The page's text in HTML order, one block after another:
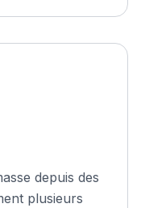
depuis des
plusieurs